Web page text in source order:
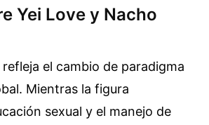
Yei Love y Nacho
el cambio de paradigma
Mientras la figura
sexual y el manejo de